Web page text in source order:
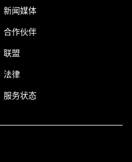
新闻媒体
合作伙伴
联盟
法律
服务状态